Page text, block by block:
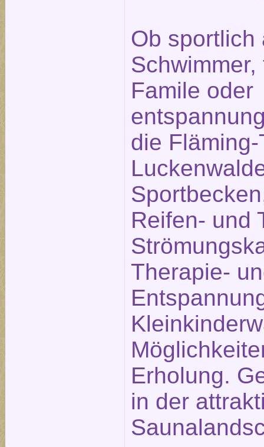
Ob sportlich
Famile oder
die
Reifen- und
Therapie-
Erholung.
in der